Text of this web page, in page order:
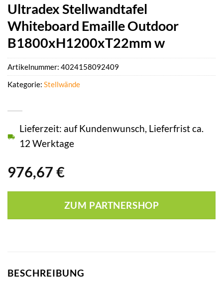
Ultradex Stellwandtafel
Whiteboard Emaille Outdoor
B1800xH1200xT22mm w
976,67 €
Lieferzeit: auf Kundenwunsch, Lieferfrist ca.
12 Werktage
ZUM PARTNERSHOP
Artikelnummer: 4024158092409
Kategorie: Stellwände
BESCHREIBUNG